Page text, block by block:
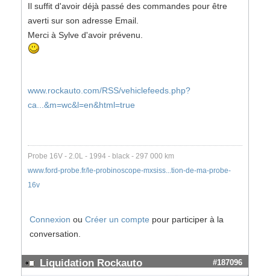
Il suffit d'avoir déjà passé des commandes pour être
averti sur son adresse Email.
Merci à Sylve d'avoir prévenu.
www.rockauto.com/RSS/vehiclefeeds.php?
ca...&m=wc&l=en&html=true
Probe 16V - 2.0L - 1994 - black - 297 000 km
www.ford-probe.fr/le-probinoscope-mxsiss...tion-de-ma-probe-
16v
Connexion ou Créer un compte pour participer à la
conversation.
Liquidation Rockauto #187096